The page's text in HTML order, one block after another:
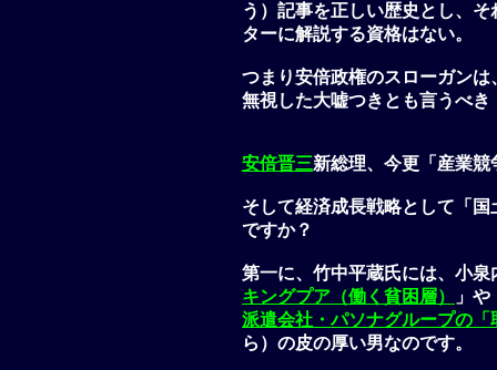
う）記事を正しい歴史とし、
ターに解説する資格はない。
つまり安倍政権のスローガンは
無視した大嘘つきとも言うべ
安倍晋三新総理、今更「産業競
そして経済成長戦略として「
ですか？
第一に、竹中平蔵氏には、小
キングプア（働く貧困層）
」や
派遣会社・パソナグループの「
ら）の皮の厚い男なのです。